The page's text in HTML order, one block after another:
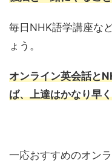
毎日NHK語学講座な
ょう。
オンライン英会話と
ば、上達はかなり早
一応おすすめのオン